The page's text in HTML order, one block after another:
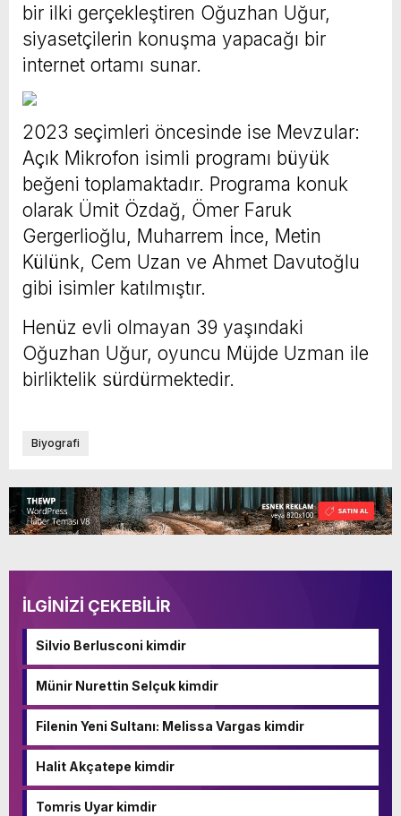
bir ilki gerçekleştiren Oğuzhan Uğur,
siyasetçilerin konuşma yapacağı bir
internet ortamı sunar.
2023 seçimleri öncesinde ise Mevzular:
Açık Mikrofon isimli programı büyük
beğeni toplamaktadır. Programa konuk
olarak Ümit Özdağ, Ömer Faruk
Gergerlioğlu, Muharrem İnce, Metin
Külünk, Cem Uzan ve Ahmet Davutoğlu
gibi isimler katılmıştır.
Henüz evli olmayan 39 yaşındaki
Oğuzhan Uğur, oyuncu Müjde Uzman ile
birliktelik sürdürmektedir.
Biyografi
İLGİNİZİ ÇEKEBİLİR
Silvio Berlusconi kimdir
Münir Nurettin Selçuk kimdir
Filenin Yeni Sultanı: Melissa Vargas kimdir
Halit Akçatepe kimdir
Tomris Uyar kimdir